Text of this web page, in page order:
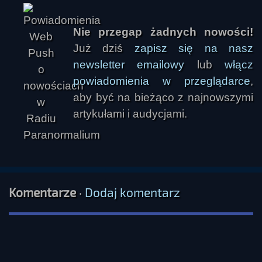
Nie przegap żadnych nowości!
Już dziś zapisz się na nasz
newsletter emailowy lubwłącz
powiadomienia w przeglądarce,
aby być na bieżąco z najnowszymi
artykułami i audycjami.
Komentarze· Dodaj komentarz